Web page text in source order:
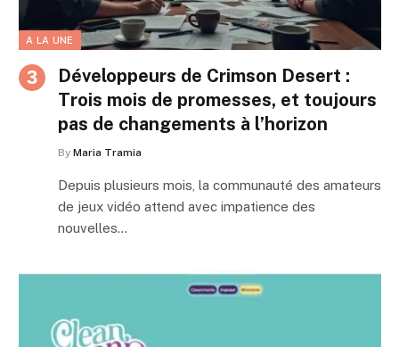
A LA UNE
Développeurs de Crimson Desert :
Trois mois de promesses, et toujours
pas de changements à l’horizon
By Maria Tramia
Depuis plusieurs mois, la communauté des amateurs
de jeux vidéo attend avec impatience des
nouvelles…